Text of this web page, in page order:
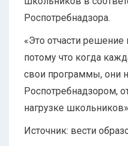
Роспотребнадзора.
«Это отчасти
потому что когда
свои программы, они
Роспотребнадзором,
нагрузке
Источник: вести